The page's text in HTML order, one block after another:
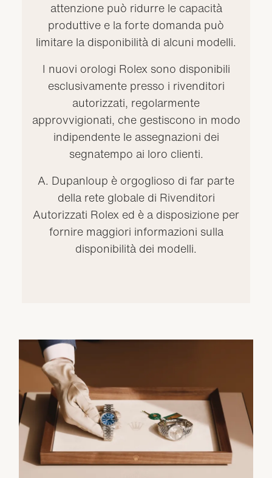
attenzione può ridurre le capacità
produttive e la forte domanda può
limitare la disponibilità di alcuni modelli.
I nuovi orologi Rolex sono disponibili
esclusivamente presso i rivenditori
autorizzati, regolarmente
approvvigionati, che gestiscono in modo
indipendente le assegnazioni dei
segnatempo ai loro clienti.
A. Dupanloup è orgoglioso di far parte
della rete globale di Rivenditori
Autorizzati Rolex ed è a disposizione per
fornire maggiori informazioni sulla
disponibilità dei modelli.